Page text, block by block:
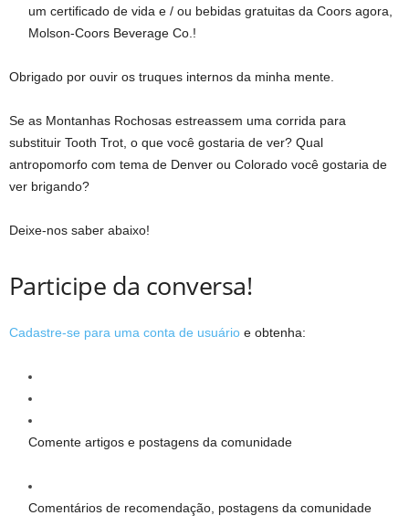
um certificado de vida e / ou bebidas gratuitas da Coors agora,
Molson-Coors Beverage Co.!
Obrigado por ouvir os truques internos da minha mente.
Se as Montanhas Rochosas estreassem uma corrida para
substituir Tooth Trot, o que você gostaria de ver? Qual
antropomorfo com tema de Denver ou Colorado você gostaria de
ver brigando?
Deixe-nos saber abaixo!
Participe da conversa!
Cadastre-se para uma conta de usuário e obtenha:
Comente artigos e postagens da comunidade
Comentários de recomendação, postagens da comunidade